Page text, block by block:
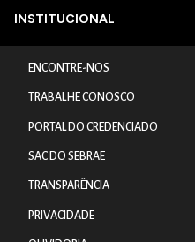
INSTITUCIONAL
ENCONTRE-NOS
TRABALHE CONOSCO
PORTAL DO CREDENCIADO
SAC DO SEBRAE
TRANSPARÊNCIA
PRIVACIDADE